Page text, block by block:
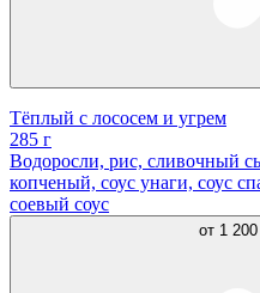
Тёплый с лососем и угрем
285 г
Водоросли, рис, сливочный
копченый, соус унаги, соус
соевый соус
от 1